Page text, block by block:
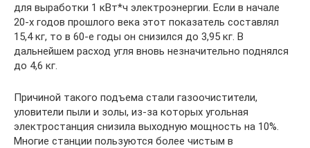
для выработки 1 кВт*ч электроэнергии. Если в начале
20-х годов прошлого века этот показатель составлял
15,4 кг, то в 60-е годы он снизился до 3,95 кг. В
дальнейшем расход угля вновь незначительно поднялся
до 4,6 кг.
Причиной такого подъема стали газоочистители,
уловители пыли и золы, из-за которых угольная
электростанция снизила выходную мощность на 10%.
Многие станции пользуются более чистым в